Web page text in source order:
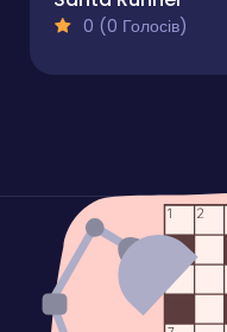
0 (0 Голосів)